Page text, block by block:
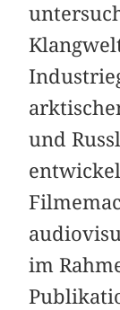
und
im